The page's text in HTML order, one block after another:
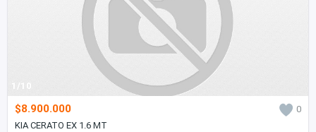
1/10
$8.900.000
0
KIA CERATO EX 1.6 MT